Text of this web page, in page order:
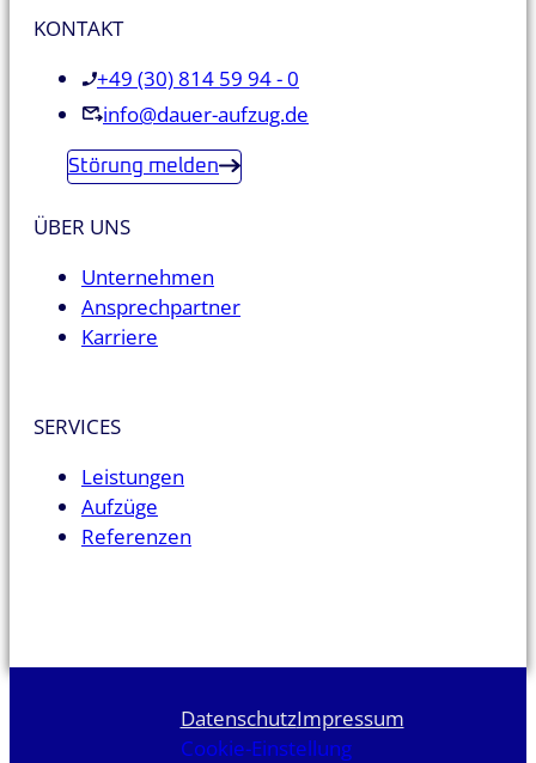
KONTAKT
+49 (30) 814 59 94 - 0
info@dauer-aufzug.de
Störung melden
ÜBER UNS
Unternehmen
Ansprechpartner
Karriere
SERVICES
Leistungen
Aufzüge
Referenzen
DatenschutzImpressum
Cookie-Einstellung